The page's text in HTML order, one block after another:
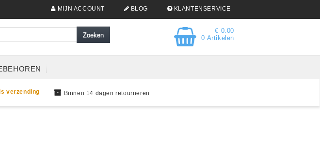
MIJN ACCOUNT BLOG KLANTENSERVICE
€ 0.00
0 Artikelen
verzending Binnen 14 dagen retourneren